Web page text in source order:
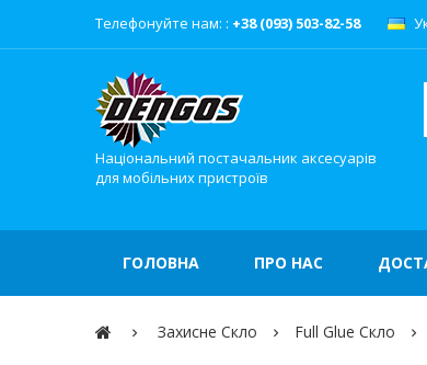
Телефонуйте нам: : +38 (093) 503-82-58
Національний постачальник аксесуарів
для мобільних пристроїв
ГОЛОВНА ПРО НАС
Захисне Скло Full Glue Скло